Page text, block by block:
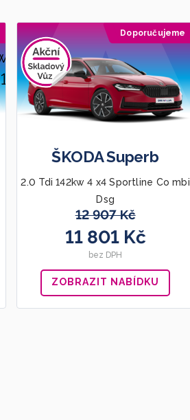
Doporučujeme
ŠKODA Superb
2.0 Tdi 142kw 4 x4 Sportline Co mbi
Dsg
12 907 Kč
11 801 Kč
bez DPH
ZOBRAZIT NABÍDKU